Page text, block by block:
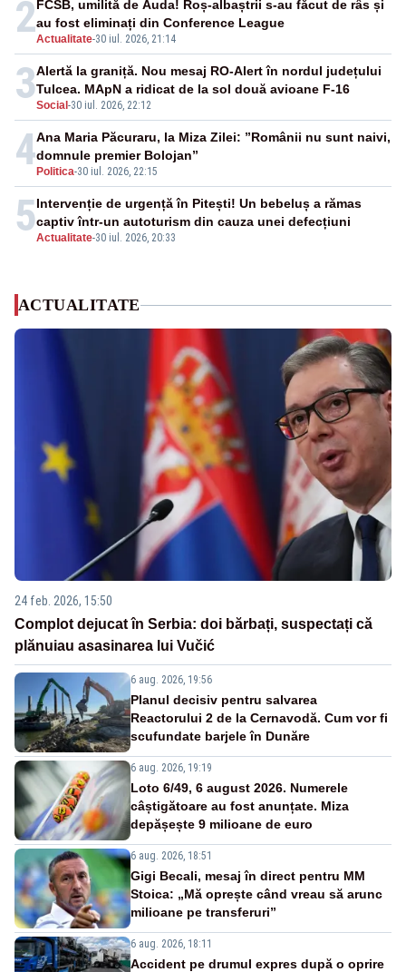
2Actualitate-30 iul. 2026, 21:14
FCSB, umilită de Auda! Roș-albaștrii s-au făcut de râs și
au fost eliminați din Conference League
3Social -30 iul. 2026, 22:12
Alertă la graniță. Nou mesaj RO-Alert în nordul județului
Tulcea. MApN a ridicat de la sol două avioane F-16
4 Politica-30 iul. 2026, 22:15
Ana Maria Păcuraru, la Miza Zilei: ”Românii nu sunt naivi,
domnule premier Bolojan”
5Actualitate-30 iul. 2026, 20:33
Intervenție de urgență în Pitești! Un bebeluș a rămas
captiv într-un autoturism din cauza unei defecțiuni
ACTUALITATE
24 feb. 2026, 15:50
Complot dejucat în Serbia: doi bărbați, suspectați că
plănuiau asasinarea lui Vučić
6 aug. 2026, 19:56
Planul decisiv pentru salvarea
Reactorului 2 de la Cernavodă. Cum vor fi
scufundate barjele în Dunăre
6 aug. 2026, 19:19
Loto 6/49, 6 august 2026. Numerele
câștigătoare au fost anunțate. Miza
depășește 9 milioane de euro
6 aug. 2026, 18:51
Gigi Becali, mesaj în direct pentru MM
Stoica: „Mă oprește când vreau să arunc
milioane pe transferuri”
6 aug. 2026, 18:11
Accident pe drumul expres după o oprire